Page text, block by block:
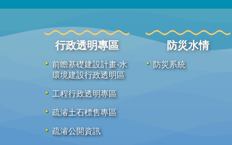
行政透明專區
前瞻基礎建設計畫-水
環境建設行政透明區
工程行政透明專區
疏濬土石標售專區
疏濬公開資訊
防災水情
防災系統